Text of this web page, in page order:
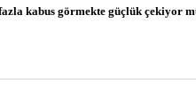
kabus görmekte güçlük çekiyor